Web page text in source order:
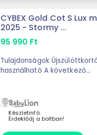
CYBEX Gold Cot S Lux
2025 - Stormy ...
95 990 Ft
Tulajdonságok
használható A következő
Készletinfó:
Érdeklődj a boltban!